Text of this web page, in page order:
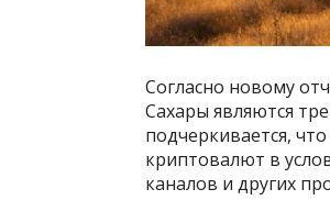
Согласно новому
Сахары являются
подчеркивается,
криптовалют в
каналов и других